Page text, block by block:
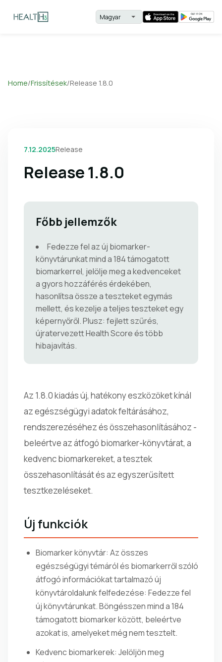
Home/Frissítések/Release 1.8.0
7.12.2025Release
Release 1.8.0
Főbb jellemzők
Fedezze fel az új biomarker-
könyvtárunkat mind a 184 támogatott
biomarkerrel, jelölje meg a kedvenceket
a gyors hozzáférés érdekében,
hasonlítsa össze a teszteket egymás
mellett, és kezelje a teljes teszteket egy
képernyőről. Plusz: fejlett szűrés,
újratervezett Health Score és több
hibajavítás.
Az 1.8.0 kiadás új, hatékony eszközöket kínál
az egészségügyi adatok feltárásához,
rendszerezéséhez és összehasonlításához -
beleértve az átfogó biomarker-könyvtárat, a
kedvenc biomarkereket, a tesztek
összehasonlítását és az egyszerűsített
tesztkezeléseket.
Új funkciók
Biomarker könyvtár: Az összes
egészségügyi témáról és biomarkerről szóló
átfogó információkat tartalmazó új
könyvtároldalunk felfedezése: Fedezze fel
új könyvtárunkat. Böngésszen mind a 184
támogatott biomarker között, beleértve
azokat is, amelyeket még nem tesztelt.
Kedvenc biomarkerek: Jelöljön meg